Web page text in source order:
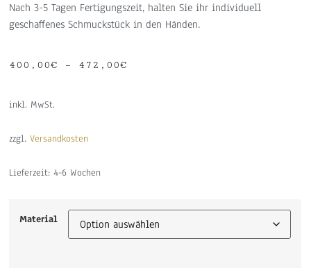
Nach 3-5 Tagen Fertigungszeit, halten Sie ihr individuell
geschaffenes Schmuckstück in den Händen.
400,00€ – 472,00€
inkl. MwSt.
zzgl.Versandkosten
Lieferzeit:4-6 Wochen
Material